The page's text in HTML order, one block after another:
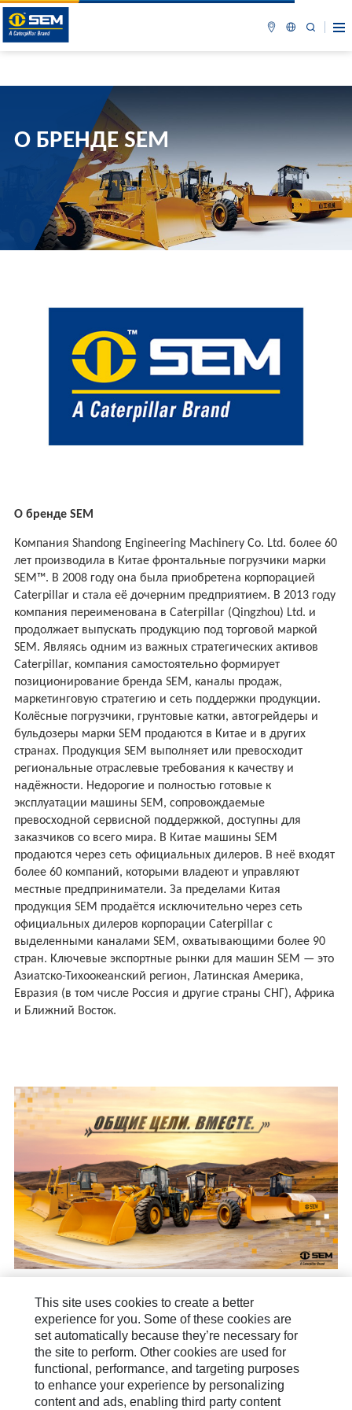
О БРЕНДЕ SEM
О бренде SEM
Компания Shandong Engineering Machinery Co. Ltd. более 60
лет производила в Китае фронтальные погрузчики марки
SEM™. В 2008 году она была приобретена корпорацией
Caterpillar и стала её дочерним предприятием. В 2013 году
компания переименована в Caterpillar (Qingzhou) Ltd. и
продолжает выпускать продукцию под торговой маркой
SEM. Являясь одним из важных стратегических активов
Caterpillar, компания самостоятельно формирует
позиционирование бренда SEM, каналы продаж,
маркетинговую стратегию и сеть поддержки продукции.
Колёсные погрузчики, грунтовые катки, автогрейдеры и
бульдозеры марки SEM продаются в Китае и в других
странах. Продукция SEM выполняет или превосходит
региональные отраслевые требования к качеству и
надёжности. Недорогие и полностью готовые к
эксплуатации машины SEM, сопровождаемые
превосходной сервисной поддержкой, доступны для
заказчиков со всего мира. В Китае машины SEM
продаются через сеть официальных дилеров. В неё входят
более 60 компаний, которыми владеют и управляют
местные предприниматели. За пределами Китая
продукция SEM продаётся исключительно через сеть
официальных дилеров корпорации Caterpillar с
выделенными каналами SEM, охватывающими более 90
стран. Ключевые экспортные рынки для машин SEM — это
Азиатско-Тихоокеанский регион, Латинская Америка,
Евразия (в том числе Россия и другие страны СНГ), Африка
и Ближний Восток.
Знакомство с брендом
Как вам помочь?
Новости и публикации
This site uses cookies to create a better
experience for you. Some of these cookies are
set automatically because they’re necessary for
the site to perform. Other cookies are used for
functional, performance, and targeting purposes
to enhance your experience by personalizing
content and ads, enabling third party content